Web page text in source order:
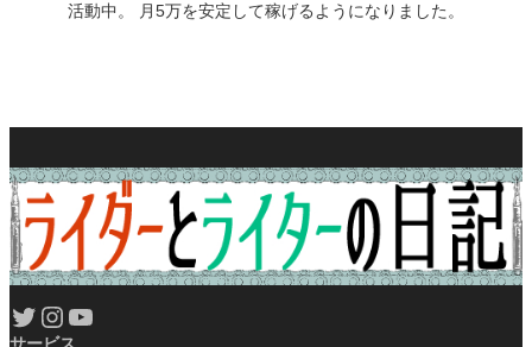
活動中。 月5万を安定して稼げるようになりました。
Twitter Instagram YouTube
サービス